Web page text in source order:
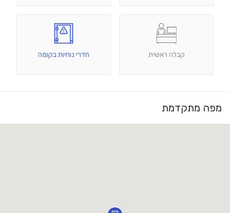
קבלה ראשית חדרי נוחיות בקומה
מפה מתקדמת